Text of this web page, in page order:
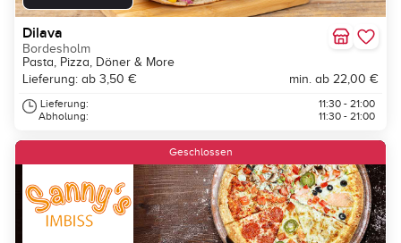
Dilava
Bordesholm
Pasta, Pizza, Döner & More
Lieferung: ab 3,50 €
min. ab 22,00 €
Lieferung:
Abholung:
11:30 - 21:00
11:30 - 21:00
Geschlossen